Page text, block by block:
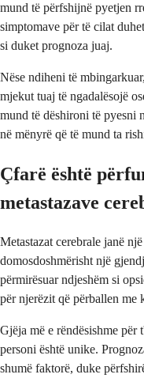
mund të përfshijnë pyetjen
simptomave për të cilat
si duket prognoza juaj.
Nëse ndiheni të
mjekut tuaj të ngadalësojë
mund të dëshironi të pyesni
në mënyrë që të mund ta
Çfarë është
metastazave
Metastazat cerebrale janë
domosdoshmërisht një
përmirësuar ndjeshëm si
për njerëzit që përballen me
Gjëja më e rëndësishme për
personi është unike.
shumë faktorë, duke